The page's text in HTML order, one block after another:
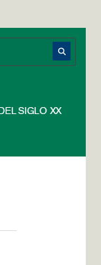
SIGLO XX